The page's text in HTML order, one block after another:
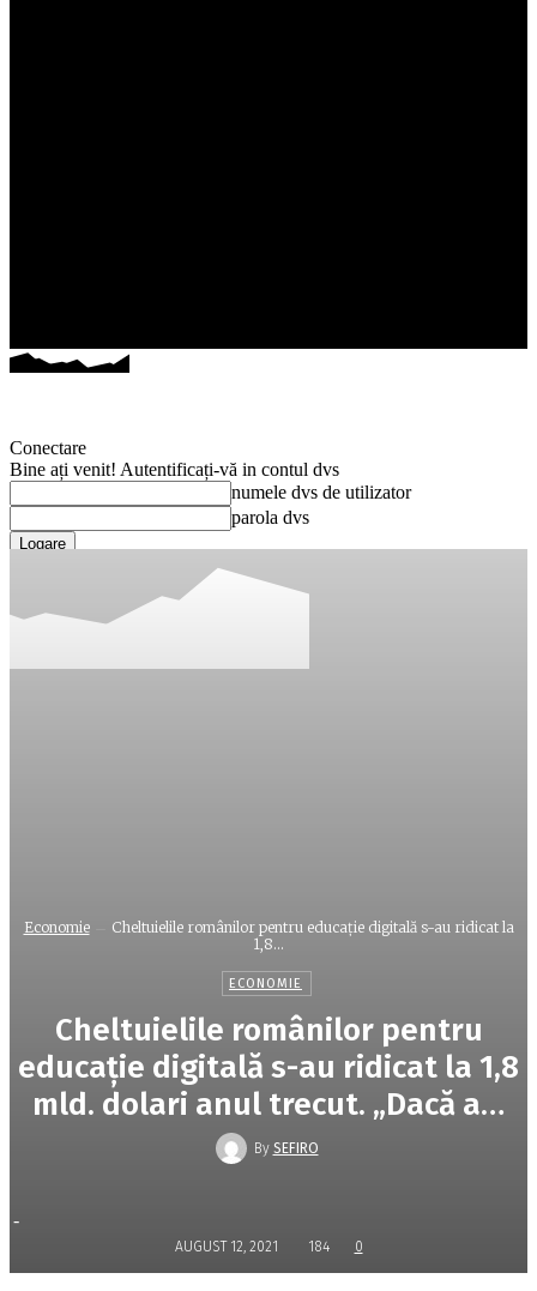
Conectare
Bine ați venit! Autentificați-vă in contul dvs
numele dvs de utilizator
parola dvs
Ați uitat parola? obține ajutor
Recuperați-vă parola
Economie
Cheltuielile românilor pentru educaţie digitală s-au ridicat la
1,8...
ECONOMIE
Cheltuielile românilor pentru
educaţie digitală s-au ridicat la 1,8
mld. dolari anul trecut. „Dacă a…
By SEFIRO
-
AUGUST 12, 2021 184 0